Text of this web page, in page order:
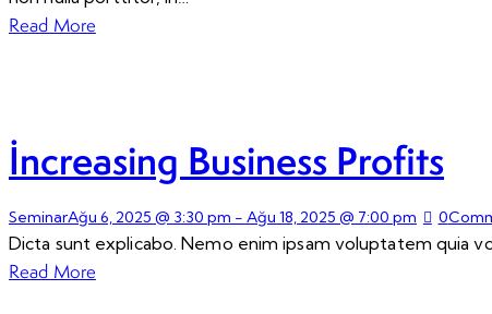
Read More
Increasing Business Profits
SeminarAğu 6, 2025 @ 3:30 pm - Ağu 18, 2025 @ 7:00 pm 0
Dicta sunt explicabo. Nemo enim ipsam voluptatem quia
Read More